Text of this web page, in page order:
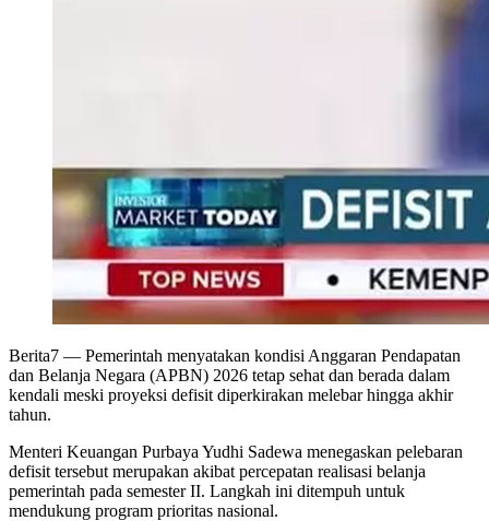
Berita7 — Pemerintah menyatakan kondisi Anggaran Pendapatan
dan Belanja Negara (APBN) 2026 tetap sehat dan berada dalam
kendali meski proyeksi defisit diperkirakan melebar hingga akhir
tahun.
Menteri Keuangan Purbaya Yudhi Sadewa menegaskan pelebaran
defisit tersebut merupakan akibat percepatan realisasi belanja
pemerintah pada semester II. Langkah ini ditempuh untuk
mendukung program prioritas nasional.